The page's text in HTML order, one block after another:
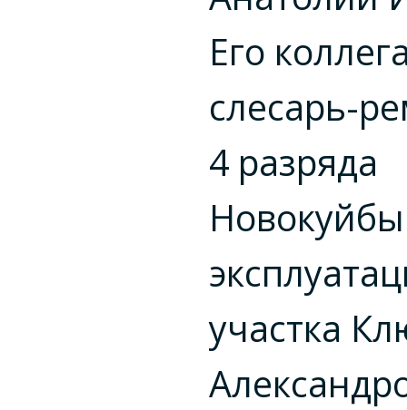
Его
слесарь-
4 разряда
участка